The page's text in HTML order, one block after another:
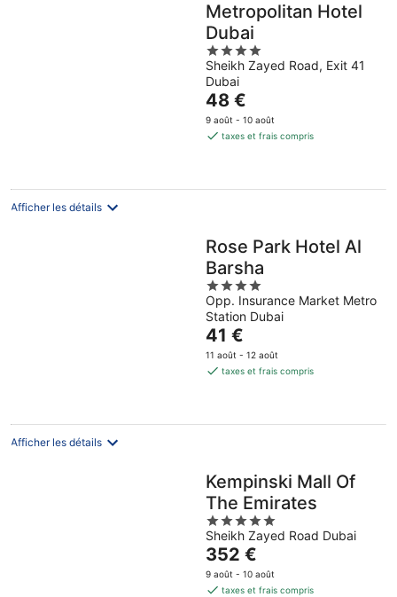
Metropolitan Hotel
Dubai
4
out
of
5
Sheikh Zayed Road, Exit 41
Dubai
Le
prix
est
par
48 €
9 août - 10 août
taxes et frais compris
Afficher les détails
Rose Park Hotel Al
Barsha
4
out
of
5
Opp. Insurance Market Metro
Station Dubai
Le
prix
est
par
41 €
11 août - 12 août
taxes et frais compris
Afficher les détails
Kempinski Mall Of
The Emirates
5
out
of
5
Sheikh Zayed Road Dubai
Le
prix
est
352 €
9 août - 10 août
taxes et frais compris